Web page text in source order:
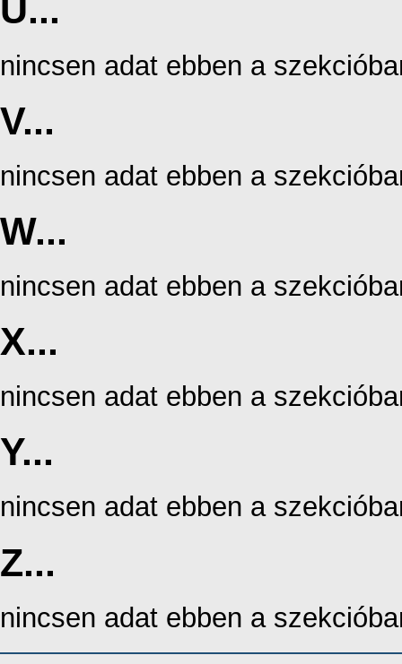
U...
nincsen adat ebben a
V...
nincsen adat ebben a
W...
nincsen adat ebben a
X...
nincsen adat ebben a
Y...
nincsen adat ebben a
Z...
nincsen adat ebben a